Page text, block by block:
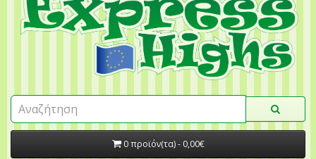
0 προϊόν(τα) - 0,00€